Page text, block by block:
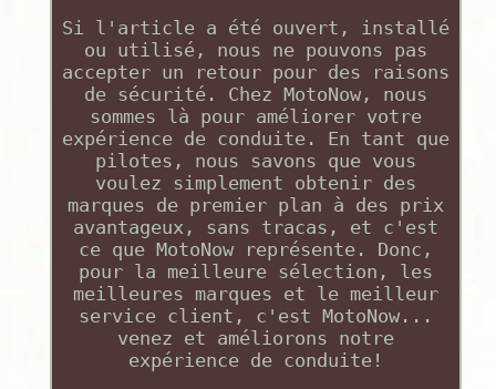
Si l'article a été ouvert, installé
ou utilisé, nous ne pouvons pas
accepter un retour pour des raisons
de sécurité. Chez MotoNow, nous
sommes là pour améliorer votre
expérience de conduite. En tant que
pilotes, nous savons que vous
voulez simplement obtenir des
marques de premier plan à des prix
avantageux, sans tracas, et c'est
ce que MotoNow représente. Donc,
pour la meilleure sélection, les
meilleures marques et le meilleur
service client, c'est MotoNow...
venez et améliorons notre
expérience de conduite!